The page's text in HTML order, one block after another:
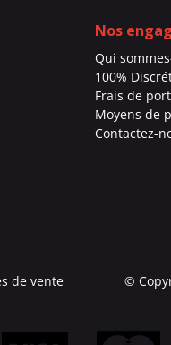
Nos
Qui
100%
Frais de
Moyens de
Contactez-
de vente ©